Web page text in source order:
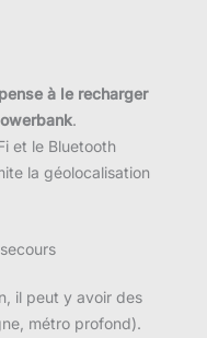
pense à le recharger
.
et le Bluetooth
la géolocalisation
il peut y avoir des
métro profond).